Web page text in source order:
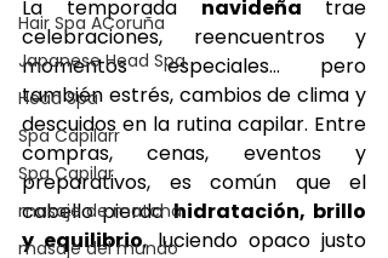
Hair Spa ACoruña
Japanese Head Spa
Head Spa
Spa Capilarr
Spa Capilar
masaje de matcha
masaje del mundo
La temporada navideña trae
celebraciones, reencuentros y
momentos especiales… pero
también estrés, cambios de clima y
descuidos en la rutina capilar. Entre
compras, cenas, eventos y
preparativos, es común que el
cabello pierda hidratación, brillo
y equilibrio, luciendo opaco justo